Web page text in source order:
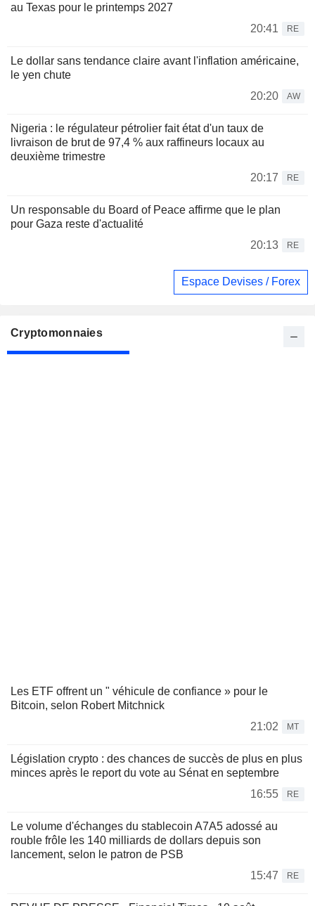
au Texas pour le printemps 2027
20:41
RE
Le dollar sans tendance claire avant l'inflation américaine,
le yen chute
20:20
AW
Nigeria : le régulateur pétrolier fait état d'un taux de
livraison de brut de 97,4 % aux raffineurs locaux au
deuxième trimestre
20:17
RE
Un responsable du Board of Peace affirme que le plan
pour Gaza reste d'actualité
20:13
RE
Espace Devises / Forex
Cryptomonnaies
Les ETF offrent un " véhicule de confiance » pour le
Bitcoin, selon Robert Mitchnick
21:02
MT
Législation crypto : des chances de succès de plus en plus
minces après le report du vote au Sénat en septembre
16:55
RE
Le volume d'échanges du stablecoin A7A5 adossé au
rouble frôle les 140 milliards de dollars depuis son
lancement, selon le patron de PSB
15:47
RE